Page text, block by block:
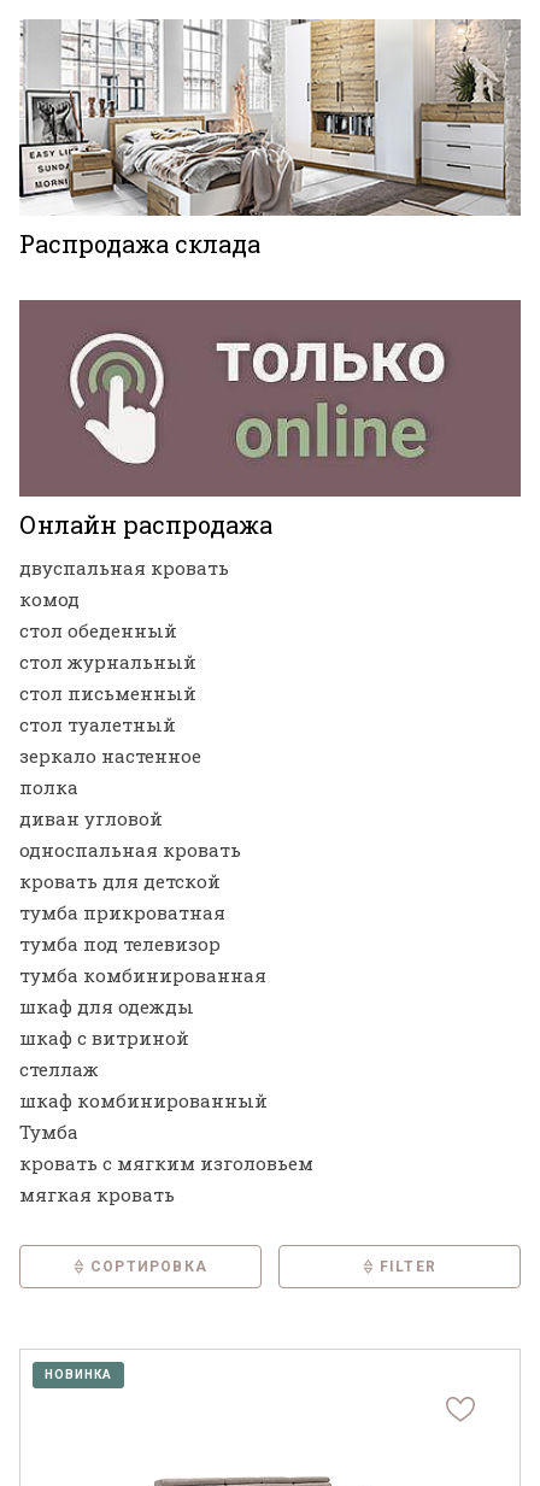
Распродажа склада
Онлайн распродажа
двуспальная кровать
комод
стол обеденный
стол журнальный
стол письменный
стол туалетный
зеркало настенное
полка
диван угловой
односпальная кровать
кровать для детской
тумба прикроватная
тумба под телевизор
тумба комбинированная
шкаф для одежды
шкаф с витриной
стеллаж
шкаф комбинированный
Тумба
кровать с мягким изголовьем
мягкая кровать
СОРТИРОВКА FILTER
НОВИНКА